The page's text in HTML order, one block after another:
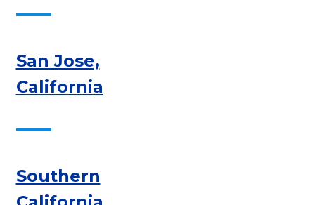
San Jose,
California
Southern